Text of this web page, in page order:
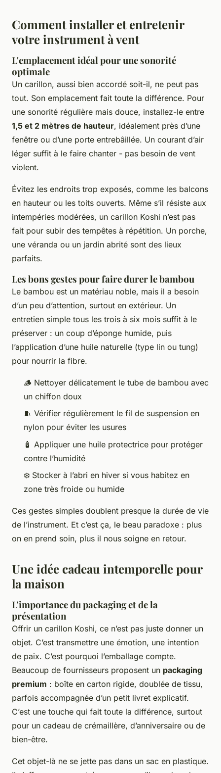
Comment installer et entretenir
votre instrument à vent
L'emplacement idéal pour une sonorité
optimale
Un carillon, aussi bien accordé soit-il, ne peut pas
tout. Son emplacement fait toute la différence. Pour
une sonorité régulière mais douce, installez-le entre
1,5 et 2 mètres de hauteur, idéalement près d’une
fenêtre ou d’une porte entrebâillée. Un courant d’air
léger suffit à le faire chanter - pas besoin de vent
violent.
Évitez les endroits trop exposés, comme les balcons
en hauteur ou les toits ouverts. Même s’il résiste aux
intempéries modérées, un carillon Koshi n’est pas
fait pour subir des tempêtes à répétition. Un porche,
une véranda ou un jardin abrité sont des lieux
parfaits.
Les bons gestes pour faire durer le bambou
Le bambou est un matériau noble, mais il a besoin
d’un peu d’attention, surtout en extérieur. Un
entretien simple tous les trois à six mois suffit à le
préserver : un coup d’éponge humide, puis
l’application d’une huile naturelle (type lin ou tung)
pour nourrir la fibre.
🪵 Nettoyer délicatement le tube de bambou avec
un chiffon doux
🧵 Vérifier régulièrement le fil de suspension en
nylon pour éviter les usures
🧴 Appliquer une huile protectrice pour protéger
contre l’humidité
❄️ Stocker à l’abri en hiver si vous habitez en
zone très froide ou humide
Ces gestes simples doublent presque la durée de vie
de l’instrument. Et c’est ça, le beau paradoxe : plus
on en prend soin, plus il nous soigne en retour.
Une idée cadeau intemporelle pour
la maison
L'importance du packaging et de la
présentation
Offrir un carillon Koshi, ce n’est pas juste donner un
objet. C’est transmettre une émotion, une intention
de paix. C’est pourquoi l’emballage compte.
Beaucoup de fournisseurs proposent un packaging
premium : boîte en carton rigide, doublée de tissu,
parfois accompagnée d’un petit livret explicatif.
C’est une touche qui fait toute la différence, surtout
pour un cadeau de crémaillère, d’anniversaire ou de
bien-être.
Cet objet-là ne se jette pas dans un sac en plastique.